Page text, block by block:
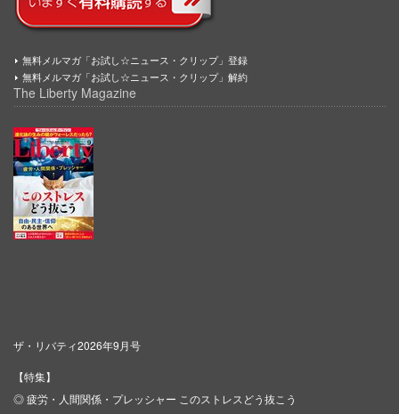
無料メルマガ「お試し☆ニュース・クリップ」登録
無料メルマガ「お試し☆ニュース・クリップ」解約
The Liberty Magazine
ザ・リバティ2026年9月号
【特集】
◎ 疲労・人間関係・プレッシャー このストレスどう抜こう